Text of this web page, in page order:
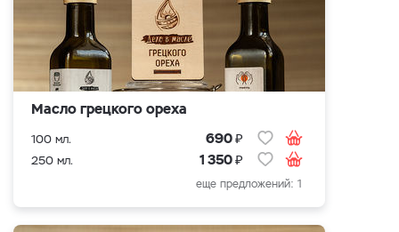
Масло грецкого ореха
100 мл. 690₽
250 мл. 1 350₽
еще предложений: 1